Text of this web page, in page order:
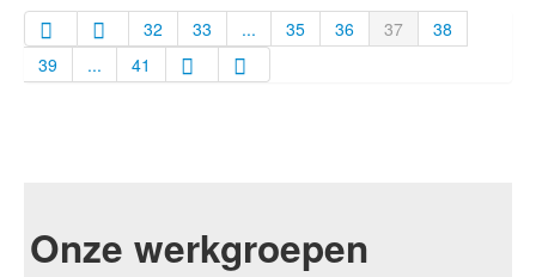
32
33 ... 35 36 37
38
39
... 41
Onze werkgroepen